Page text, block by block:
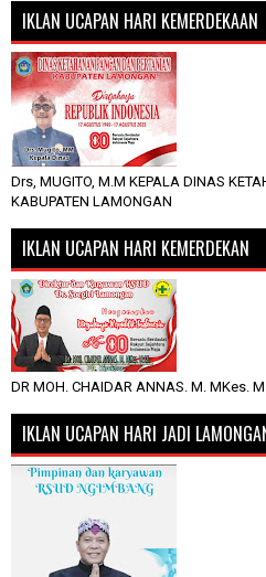
IKLAN UCAPAN HARI KEMERDEKAAN
Drs, MUGITO, M.M KEPALA DINAS
KABUPATEN LAMONGAN
IKLAN UCAPAN HARI KEMERDEKAN
DR MOH. CHAIDAR ANNAS. M. MKes.
IKLAN UCAPAN HARI JADI